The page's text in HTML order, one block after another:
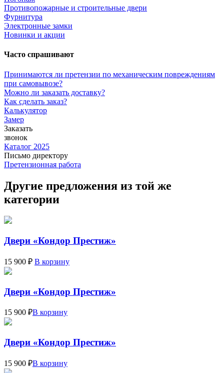
Противопожарные и строительные двери
Фурнитура
Электронные замки
Новинки и акции
Часто спрашивают
Принимаются ли претензии по механическим повреждениям
при самовывозе?
Можно ли заказать доставку?
Как сделать заказ?
Калькулятор
Замер
Заказать
звонок
Каталог 2025
Письмо директору
Претензионная работа
Другие предложения из той же
категории
Двери «Кондор Престиж»
15 900 ₽ В корзину
Двери «Кондор Престиж»
15 900 ₽В корзину
Двери «Кондор Престиж»
15 900 ₽В корзину